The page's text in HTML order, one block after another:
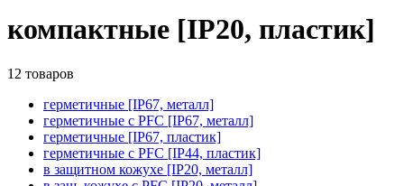
компактные [IP20, пластик]
12 товаров
герметичные [IP67, металл]
герметичные с PFC [IP67, металл]
герметичные [IP67, пластик]
герметичные с PFC [IP44, пластик]
в защитном кожухе [IP20, металл]